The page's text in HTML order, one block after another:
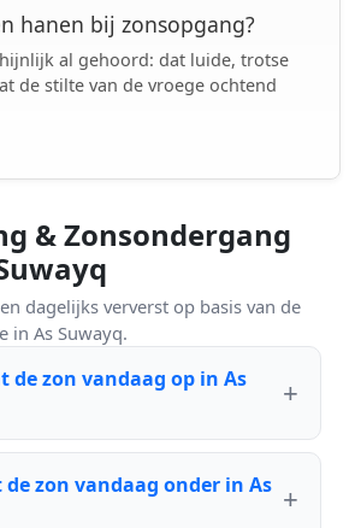
hanen bij zonsopgang?
al gehoord: dat luide, trotse
de stilte van de vroege ochtend
& Zonsondergang
dagelijks ververst op basis van de
in As Suwayq.
de zon vandaag op in As
zon vandaag onder in As